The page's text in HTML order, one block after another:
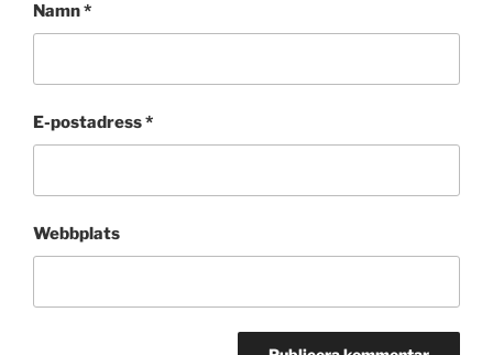
Namn*
E-postadress*
Webbplats